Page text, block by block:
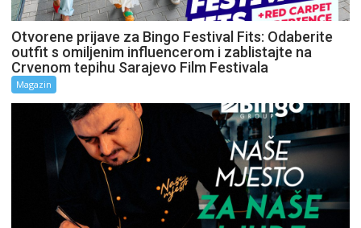
Otvorene prijave za Bingo Festival Fits: Odaberite
outfit s omiljenim influencerom i zablistajte na
Crvenom tepihu Sarajevo Film Festivala
Magazin